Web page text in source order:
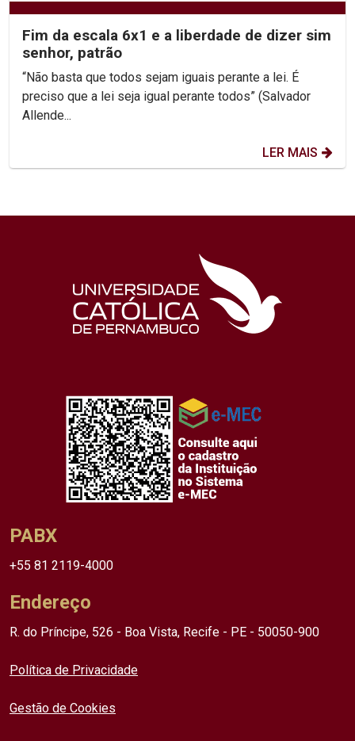
Fim da escala 6x1 e a liberdade de dizer sim
senhor, patrão
“Não basta que todos sejam iguais perante a lei. É
preciso que a lei seja igual perante todos” (Salvador
Allende...
LER MAIS
PABX
+55 81 2119-4000
Endereço
R. do Príncipe, 526 - Boa Vista, Recife - PE - 50050-900
Política de Privacidade
Gestão de Cookies